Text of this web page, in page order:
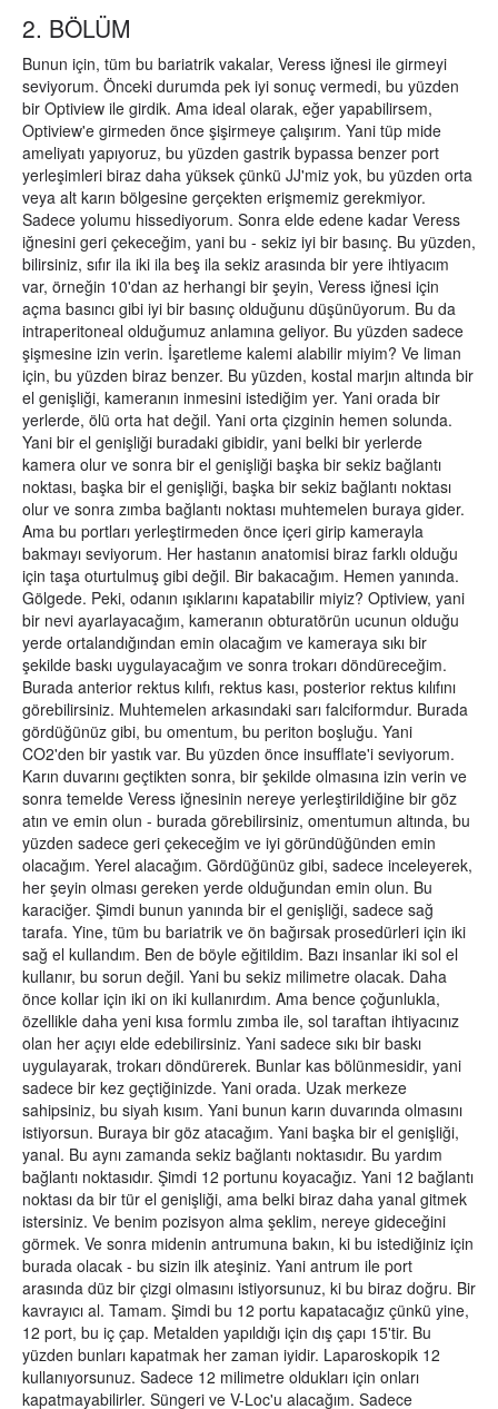
2. BÖLÜM
Bunun için, tüm bu bariatrik vakalar, Veress iğnesi ile girmeyi
seviyorum. Önceki durumda pek iyi sonuç vermedi, bu yüzden
bir Optiview ile girdik. Ama ideal olarak, eğer yapabilirsem,
Optiview'e girmeden önce şişirmeye çalışırım. Yani tüp mide
ameliyatı yapıyoruz, bu yüzden gastrik bypassa benzer port
yerleşimleri biraz daha yüksek çünkü JJ'miz yok, bu yüzden orta
veya alt karın bölgesine gerçekten erişmemiz gerekmiyor.
Sadece yolumu hissediyorum. Sonra elde edene kadar Veress
iğnesini geri çekeceğim, yani bu - sekiz iyi bir basınç. Bu yüzden,
bilirsiniz, sıfır ila iki ila beş ila sekiz arasında bir yere ihtiyacım
var, örneğin 10'dan az herhangi bir şeyin, Veress iğnesi için
açma basıncı gibi iyi bir basınç olduğunu düşünüyorum. Bu da
intraperitoneal olduğumuz anlamına geliyor. Bu yüzden sadece
şişmesine izin verin. İşaretleme kalemi alabilir miyim? Ve liman
için, bu yüzden biraz benzer. Bu yüzden, kostal marjın altında bir
el genişliği, kameranın inmesini istediğim yer. Yani orada bir
yerlerde, ölü orta hat değil. Yani orta çizginin hemen solunda.
Yani bir el genişliği buradaki gibidir, yani belki bir yerlerde
kamera olur ve sonra bir el genişliği başka bir sekiz bağlantı
noktası, başka bir el genişliği, başka bir sekiz bağlantı noktası
olur ve sonra zımba bağlantı noktası muhtemelen buraya gider.
Ama bu portları yerleştirmeden önce içeri girip kamerayla
bakmayı seviyorum. Her hastanın anatomisi biraz farklı olduğu
için taşa oturtulmuş gibi değil. Bir bakacağım. Hemen yanında.
Gölgede. Peki, odanın ışıklarını kapatabilir miyiz? Optiview, yani
bir nevi ayarlayacağım, kameranın obturatörün ucunun olduğu
yerde ortalandığından emin olacağım ve kameraya sıkı bir
şekilde baskı uygulayacağım ve sonra trokarı döndüreceğim.
Burada anterior rektus kılıfı, rektus kası, posterior rektus kılıfını
görebilirsiniz. Muhtemelen arkasındaki sarı falciformdur. Burada
gördüğünüz gibi, bu omentum, bu periton boşluğu. Yani
CO2'den bir yastık var. Bu yüzden önce insufflate'i seviyorum.
Karın duvarını geçtikten sonra, bir şekilde olmasına izin verin ve
sonra temelde Veress iğnesinin nereye yerleştirildiğine bir göz
atın ve emin olun - burada görebilirsiniz, omentumun altında, bu
yüzden sadece geri çekeceğim ve iyi göründüğünden emin
olacağım. Yerel alacağım. Gördüğünüz gibi, sadece inceleyerek,
her şeyin olması gereken yerde olduğundan emin olun. Bu
karaciğer. Şimdi bunun yanında bir el genişliği, sadece sağ
tarafa. Yine, tüm bu bariatrik ve ön bağırsak prosedürleri için iki
sağ el kullandım. Ben de böyle eğitildim. Bazı insanlar iki sol el
kullanır, bu sorun değil. Yani bu sekiz milimetre olacak. Daha
önce kollar için iki on iki kullanırdım. Ama bence çoğunlukla,
özellikle daha yeni kısa formlu zımba ile, sol taraftan ihtiyacınız
olan her açıyı elde edebilirsiniz. Yani sadece sıkı bir baskı
uygulayarak, trokarı döndürerek. Bunlar kas bölünmesidir, yani
sadece bir kez geçtiğinizde. Yani orada. Uzak merkeze
sahipsiniz, bu siyah kısım. Yani bunun karın duvarında olmasını
istiyorsun. Buraya bir göz atacağım. Yani başka bir el genişliği,
yanal. Bu aynı zamanda sekiz bağlantı noktasıdır. Bu yardım
bağlantı noktasıdır. Şimdi 12 portunu koyacağız. Yani 12 bağlantı
noktası da bir tür el genişliği, ama belki biraz daha yanal gitmek
istersiniz. Ve benim pozisyon alma şeklim, nereye gideceğini
görmek. Ve sonra midenin antrumuna bakın, ki bu istediğiniz için
burada olacak - bu sizin ilk ateşiniz. Yani antrum ile port
arasında düz bir çizgi olmasını istiyorsunuz, ki bu biraz doğru. Bir
kavrayıcı al. Tamam. Şimdi bu 12 portu kapatacağız çünkü yine,
12 port, bu iç çap. Metalden yapıldığı için dış çapı 15'tir. Bu
yüzden bunları kapatmak her zaman iyidir. Laparoskopik 12
kullanıyorsunuz. Sadece 12 milimetre oldukları için onları
kapatmayabilirler. Süngeri ve V-Loc'u alacağım. Sadece